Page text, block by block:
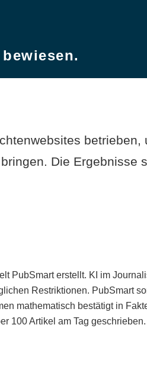
betrieben,
Die Ergebnisse
PubSmart erstellt. KI im
Restriktionen. PubSmart
mathematisch bestätigt in
100 Artikel am Tag